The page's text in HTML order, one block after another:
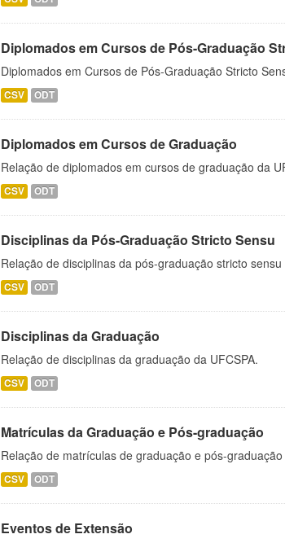
Diplomados em Cursos de Pós-Graduação
Diplomados em Cursos de Pós-Graduação Stricto
CSV ODT
Diplomados em Cursos de Graduação
Relação de diplomados em cursos de graduação da
CSV ODT
Disciplinas da Pós-Graduação Stricto Sensu
Relação de disciplinas da pós-graduação stricto sensu
CSV ODT
Disciplinas da Graduação
Relação de disciplinas da graduação da UFCSPA.
CSV ODT
Matrículas da Graduação e Pós-graduação
Relação de matrículas de graduação e pós-graduação
CSV ODT
Eventos de Extensão